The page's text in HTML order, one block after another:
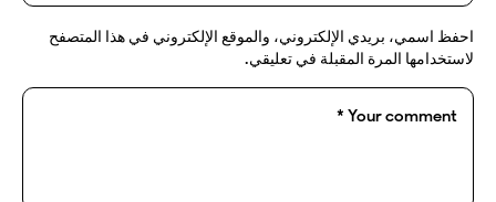
احفظ اسمي، بريدي الإلكتروني، والموقع الإلكتروني في هذا المتصفح
لاستخدامها المرة المقبلة في تعليقي.